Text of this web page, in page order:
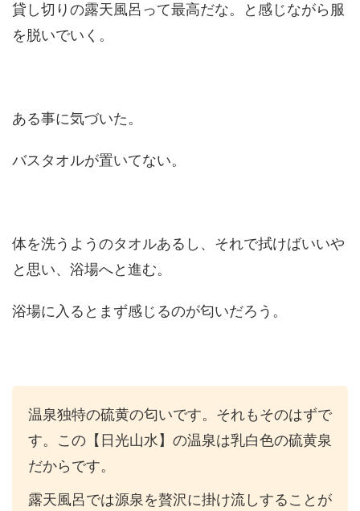
貸し切りの露天風呂って最高だな。と感じながら服
を脱いでいく。
ある事に気づいた。
バスタオルが置いてない。
体を洗うようのタオルあるし、それで拭けばいいや
と思い、浴場へと進む。
浴場に入るとまず感じるのが匂いだろう。
温泉独特の硫黄の匂いです。それもそのはずで
す。この【日光山水】の温泉は乳白色の硫黄泉
だからです。
露天風呂では源泉を贅沢に掛け流しすることが